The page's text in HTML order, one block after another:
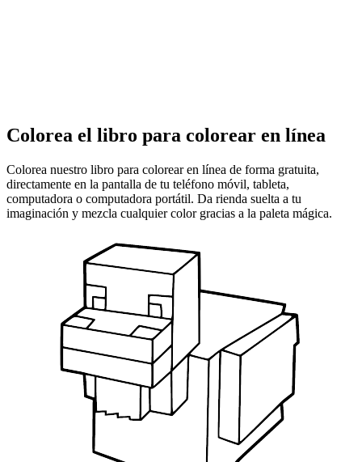
Colorea el libro para colorear en línea
Colorea nuestro libro para colorear en línea de forma gratuita,
directamente en la pantalla de tu teléfono móvil, tableta,
computadora o computadora portátil. Da rienda suelta a tu
imaginación y mezcla cualquier color gracias a la paleta mágica.